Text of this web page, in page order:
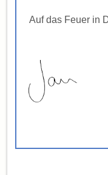
Auf das Feuer in